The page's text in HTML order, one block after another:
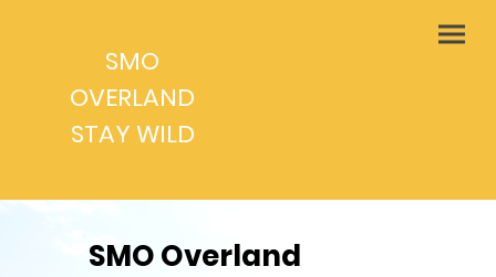
SMO
OVERLAND
STAY WILD
SMO Overland